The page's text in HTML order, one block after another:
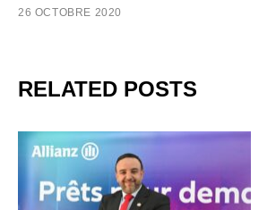
26 OCTOBRE 2020
RELATED POSTS